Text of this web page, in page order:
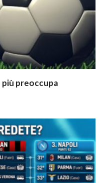
più preoccupa